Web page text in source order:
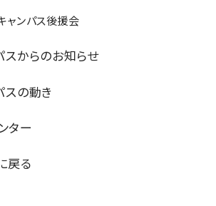
ャンパス後援会
スからのお知らせ
スの動き
ター
戻る